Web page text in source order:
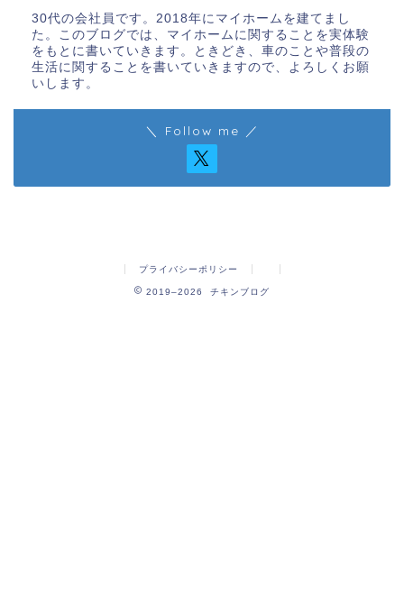
30代の会社員です。2018年にマイホームを建てまし
た。このブログでは、マイホームに関することを実体験
をもとに書いていきます。ときどき、車のことや普段の
生活に関することを書いていきますので、よろしくお願
いします。
＼ Follow me ／
プライバシーポリシー
2019–2026 チキンブログ